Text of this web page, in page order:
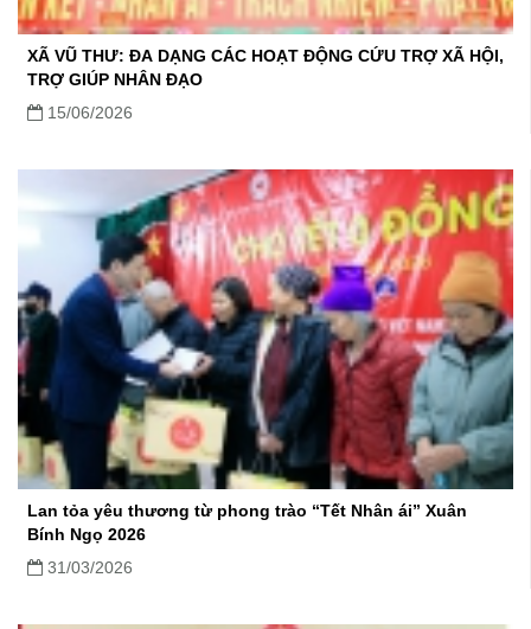
XÃ VŨ THƯ: ĐA DẠNG CÁC HOẠT ĐỘNG CỨU TRỢ XÃ HỘI,
TRỢ GIÚP NHÂN ĐẠO
15/06/2026
Lan tỏa yêu thương từ phong trào “Tết Nhân ái” Xuân
Bính Ngọ 2026
31/03/2026